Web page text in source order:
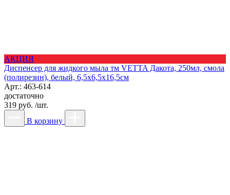
АКЦИЯ
Диспенсер для жидкого мыла тм VETTA Дакота, 250мл, смола
(полирезин), белый, 6,5x6,5x16,5см
Арт.: 463-614
достаточно
319 руб. /шт.
В корзину